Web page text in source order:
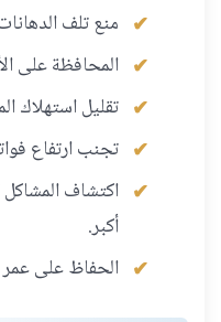
منع تلف
المحافظة على
تقليل استهلاك
تجنب ارتفاع
اكتشاف
أكبر.
الحفاظ على عمر